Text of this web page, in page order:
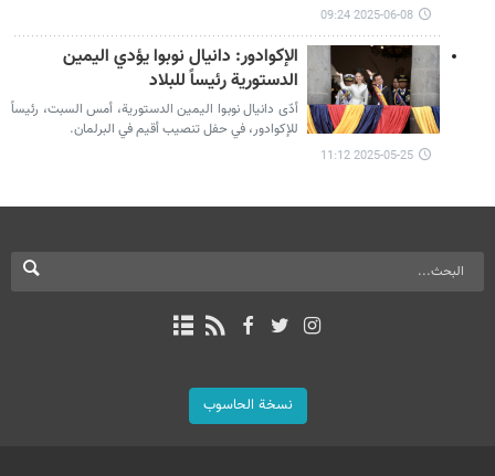
2025-06-08 09:24
الإكوادور: دانيال نوبوا يؤدي اليمين
الدستورية رئيساً للبلاد
أدّى دانيال نوبوا اليمين الدستورية، أمس السبت، رئيساً
للإكوادور، في حفل تنصيب أقيم في البرلمان.
2025-05-25 11:12
نسخة الحاسوب